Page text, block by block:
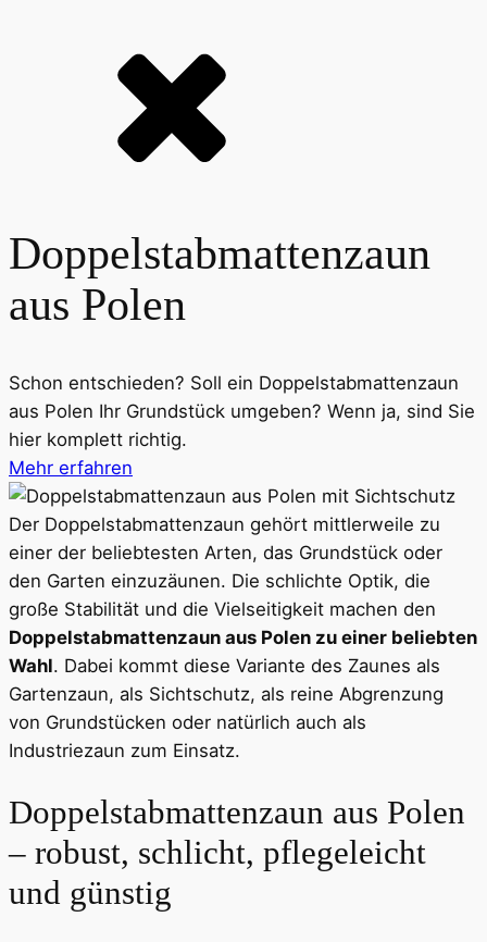
Doppelstab­matten­zaun
aus Polen
Schon entschieden? Soll ein Doppelstab­mattenzaun
aus Polen Ihr Grundstück umgeben? Wenn ja, sind Sie
hier komplett richtig.
Mehr erfahren
Der Doppelstabmatten­zaun gehört mittlerweile zu
einer der beliebtesten Arten, das Grundstück oder
den Garten einzuzäunen. Die schlichte Optik, die
große Stabilität und die Vielseitigkeit machen den
Doppelstabmattenzaun aus Polen zu einer beliebten
Wahl. Dabei kommt diese Variante des Zaunes als
Gartenzaun, als Sichtschutz, als reine Abgrenzung
von Grundstücken oder natürlich auch als
Industriezaun zum Einsatz.
Doppelstab­matten­zaun aus Polen
– robust, schlicht, pflegeleicht
und günstig